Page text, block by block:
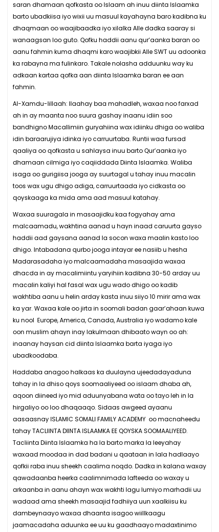
saran dhamaan qofkasta oo Islaam ah inuu diinta Islaamka
barto ubadkiisa iyo wixii uu masuul kayahayna baro kadibna ku
dhaqmaan oo waajibaadka iyo xilalka Alle dadka saaray si
wanaagsan loo guto. Qofku haddii aanu qur’aanka baran oo
aanu fahmin kuma dhaqmi karo waajibkii Alle SWT uu adoonka
ka rabayna ma fulinkaro. Takale nolasha adduunku way ku
adkaan kartaa qofka aan diinta Islaamka baran ee aan
fahmin.
Al-Xamdu-lillaah: Ilaahay baa mahadleh, waxaa noo farxad
ah in ay maanta noo suura gashay inaanu idiin soo
bandhigno Macallimiin guryahiina wax idiinku dhiga oo waliba
idin baraarujiya idinka iyo carruurtaba. Runtii waa fursad
qaaliya oo qofkasta u sahlaysa inuu barto Qur’aanka iyo
dhamaan cilmiga iyo caqiiddada Diinta Islaamka. Waliba
isaga oo gurigiisa jooga ay suurtagal u tahay inuu macalin
toos wax ugu dhigo adiga, carruurtaada iyo cidkasta oo
qoyskaaga ka mida ama aad masuul katahay.
Waxaa suuragala in masaajidku kaa fogyahay ama
malcaamadu, wakhtina aanad u hayn inaad caruurta gayso
haddii aad gaysana aanad la socon waxa maalin kasto loo
dhigo. Intabadana qurbo jooga intayar ee nasiib u hesha
Madarasadaha iyo malcaamadaha masaajida waxaa
dhacda in ay macalimiintu yaryihiin kadibna 30-50 arday uu
macalin kaliyi hal fasal wax ugu wado dhigo oo kadib
wakhtiba aanu u helin arday kasta inuu siiyo 10 mirir ama wax
ka yar. Waxaa kale oo jirta in soomali badan gaar’ahaan kuwa
ku nool Europe, America, Canada, Australia iyo wadamo kale
oon muslim ahayn inay lakulmaan dhibaato wayn oo ah:
inaanay haysan cid diinta Islaamka barta iyaga iyo
ubadkoodaba.
Haddaba anagoo halkaas ka duulayna ujeedadayaduna
tahay in la dhiso qoys soomaaliyeed oo islaam dhaba ah,
aqoon diineed iyo mid aduunyabana wata oo tayo leh in la
hirgaliyo oo loo dhaqaaqo. Sidaas awgeed ayaanu
aasaasnay ISLAMIC SOMALI FAMILY ACADEMY oo macnaheedu
tahay TACLIINTA DIINTA ISLAAMKA EE QOYSKA SOOMAALIYEED.
Tacliinta Diinta Islaamka ha la barto marka la leeyahay
waxaad moodaa in dad badani u qaataan in lala hadlaayo
qofkii raba inuu sheekh caalima noqdo. Dadka in kalana waxay
qawadaanba heerka caalimnimada lafteeda oo waxay u
arkaanba in aanu ahayn wax wakhti lagu lumiyo marhadii uu
wadaad ama sheekh masaajid fadhiiya uun xaalkiisu ku
dambeynaayo waxaa dhaanta isagoo wiillkaagu
jaamacadaha aduunka ee uu ku gaadhaayo madaxtinimo